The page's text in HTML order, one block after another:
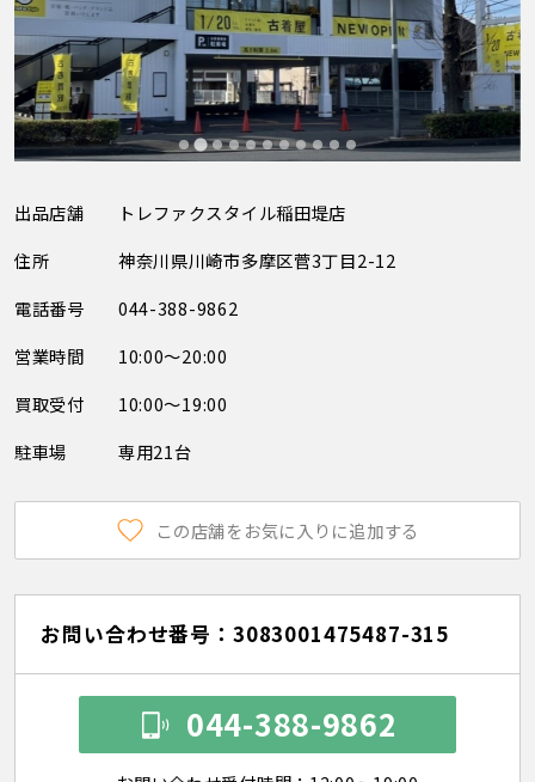
出品店舗
トレファクスタイル稲田堤店
住所
神奈川県川崎市多摩区菅3丁目2-12
電話番号
044-388-9862
営業時間
10:00～20:00
買取受付
10:00～19:00
駐車場
専用21台
この店舗をお気に入りに追加する
お問い合わせ番号：3083001475487-315
044-388-9862